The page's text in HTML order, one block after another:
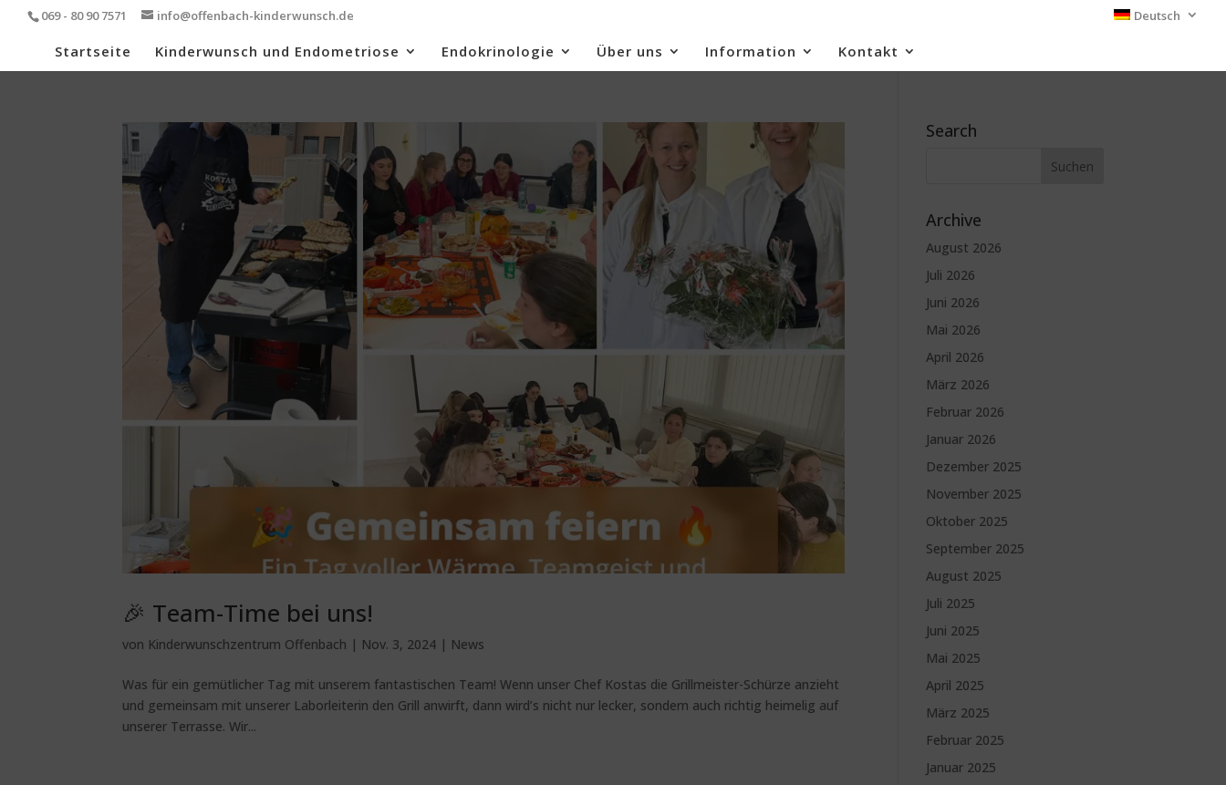
069 - 80 90 7571 info@offenbach-kinderwunsch.de Deutsch
Startseite Kinderwunsch und Endometriose Endokrinologie Über uns Information Kontakt
🎉 Team-Time bei uns!
von Kinderwunschzentrum Offenbach | Nov. 3, 2024 | News
Was für ein gemütlicher Tag mit unserem fantastischen Team! Wenn unser Chef Kostas die Grillmeister-Schürze anzieht
und gemeinsam mit unserer Laborleiterin den Grill anwirft, dann wird’s nicht nur lecker, sondern auch richtig heimelig auf
unserer Terrasse. Wir...
Search
Archive
August 2026
Juli 2026
Juni 2026
Mai 2026
April 2026
März 2026
Februar 2026
Januar 2026
Dezember 2025
November 2025
Oktober 2025
September 2025
August 2025
Juli 2025
Juni 2025
Mai 2025
April 2025
März 2025
Februar 2025
Januar 2025